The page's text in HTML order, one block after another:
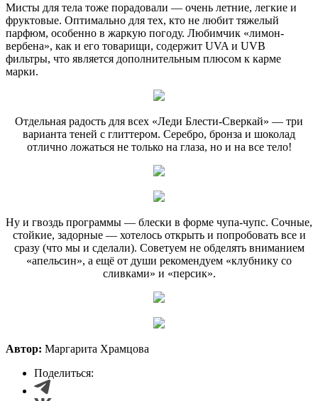
Мисты для тела тоже порадовали — очень летние, легкие и
фруктовые. Оптимально для тех, кто не любит тяжелый
парфюм, особенно в жаркую погоду. Любимчик «лимон-
вербена», как и его товарищи, содержит UVA и UVB
фильтры, что является дополнительным плюсом к карме
марки.
Отдельная радость для всех «Леди Блести-Сверкай» — три
варианта теней с глиттером. Серебро, бронза и шоколад
отлично ложаться не только на глаза, но и на все тело!
Ну и гвоздь программы — блески в форме чупа-чупс. Сочные,
стойкие, задорные — хотелось открыть и попробовать все и
сразу (что мы и сделали). Советуем не обделять вниманием
«апельсин», а ещё от души рекомендуем «клубнику со
сливками» и «персик».
Автор: Маргарита Храмцова
Поделиться: